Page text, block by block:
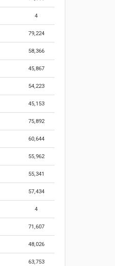
4
79,224
58,366
45,867
54,223
45,153
75,892
60,644
55,962
55,341
57,434
4
71,607
48,026
63,753